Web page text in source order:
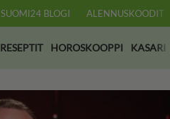
SUOMI24 BLOGI ALENNUSKOODIT
RESEPTIT HOROSKOOPPI KASARI